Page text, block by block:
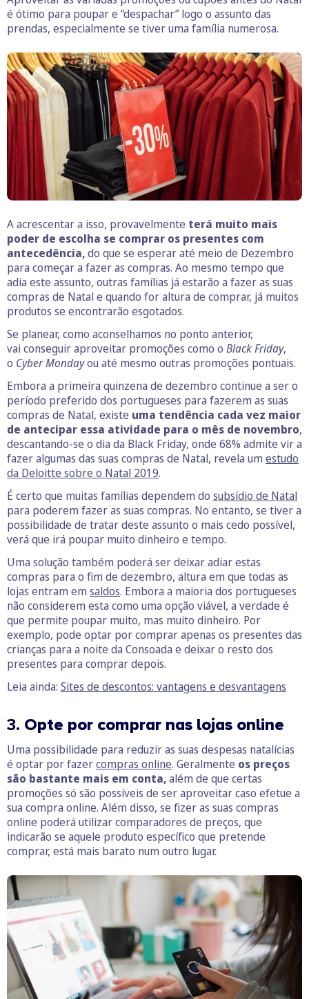
é ótimo para poupar e “despachar” logo o assunto das
prendas, especialmente se tiver uma família numerosa.
A acrescentar a isso, provavelmente terá muito mais
poder de escolha se comprar os presentes com
antecedência,do que se esperar até meio de Dezembro
para começar a fazer as compras. Ao mesmo tempo que
adia este assunto, outras famílias já estarão a fazer as suas
compras de Natal e quando for altura de comprar, já muitos
produtos se encontrarão esgotados.
Se planear, como aconselhamos no ponto anterior,
vai conseguir aproveitar promoções como o Black Friday,
o Cyber Mondayou até mesmo outras promoções pontuais.
Embora a primeira quinzena de dezembro continue a ser o
período preferido dos portugueses para fazerem as suas
compras de Natal, existe uma tendência cada vez maior
de antecipar essa atividade para o mês de novembro,
descantando-se o dia da Black Friday, onde 68% admite vir a
fazer algumas das suas compras de Natal, revela um estudo
da Deloitte sobre o Natal 2019.
É certo que muitas famílias dependem do subsídio de Natal
para poderem fazer as suas compras. No entanto, se tiver a
possibilidade de tratar deste assunto o mais cedo possível,
verá que irá poupar muito dinheiro e tempo.
Uma solução também poderá ser deixar adiar estas
compras para o fim de dezembro, altura em que todas as
lojas entram em saldos. Embora a maioria dos portugueses
não considerem esta como uma opção viável, a verdade é
que permite poupar muito, mas muito dinheiro. Por
exemplo, pode optar por comprar apenas os presentes das
crianças para a noite da Consoada e deixar o resto dos
presentes para comprar depois.
Leia ainda: Sites de descontos: vantagens e desvantagens
3. Opte por comprar nas lojas online
Uma possibilidade para reduzir as suas despesas natalícias
é optar por fazercompras online. Geralmente os preços
são bastante mais em conta,além de que certas
promoções só são possíveis de ser aproveitar caso efetue a
sua compra online. Além disso, se fizer as suas compras
online poderá utilizar comparadores de preços, que
indicarão se aquele produto específico que pretende
comprar, está mais barato num outro lugar.